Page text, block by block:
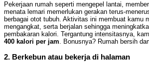
Pekerjaan rumah seperti mengepel lantai,
menata lemari memerlukan gerakan terus-
berbagai otot tubuh. Aktivitas ini membuat kamu
mengangkat, serta berjalan sehingga
pembakaran kalori. Tergantung intensitasnya,
400 kalori per jam. Bonusnya? Rumah bersih
2. Berkebun atau bekerja di halaman